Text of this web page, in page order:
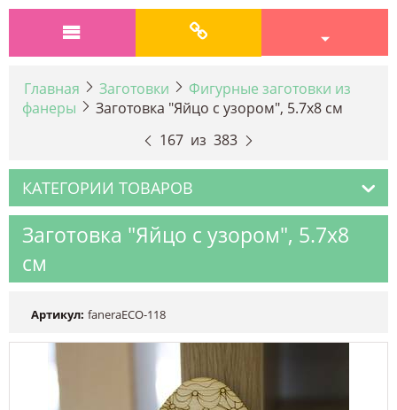
Главная Заготовки
Фигурные заготовки из
фанеры
Заготовка "Яйцо с узором", 5.7х8 см
167 из 383
КАТЕГОРИИ ТОВАРОВ
Заготовка "Яйцо с узором", 5.7х8
см
Артикул: faneraECO-118